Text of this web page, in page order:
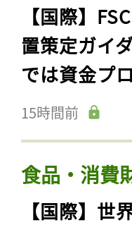
【国際】
置策定ガイ
では資金プ
15時間前
食品・消費
【国際】世